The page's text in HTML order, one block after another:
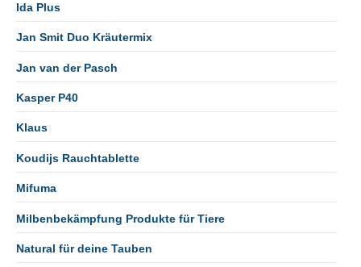
Ida Plus
Jan Smit Duo Kräutermix
Jan van der Pasch
Kasper P40
Klaus
Koudijs Rauchtablette
Mifuma
Milbenbekämpfung Produkte für Tiere
Natural für deine Tauben